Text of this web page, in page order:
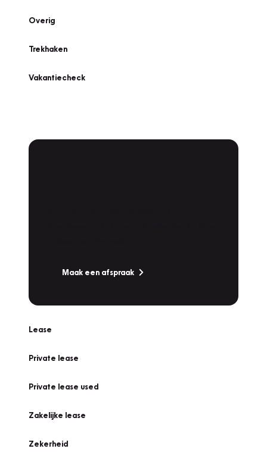
Overig
Trekhaken
Vakantiecheck
Maak een afspraak
Lease
Private lease
Private lease used
Zakelijke lease
Zekerheid